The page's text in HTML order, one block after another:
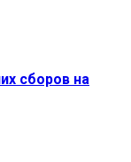
сборов на